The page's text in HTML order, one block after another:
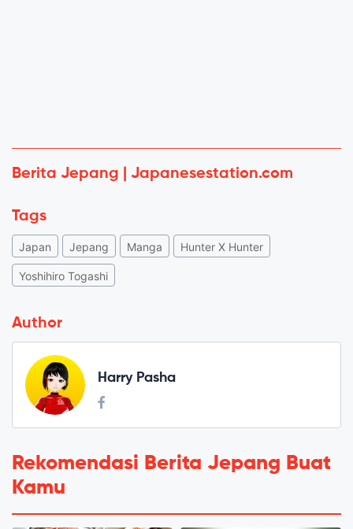
Berita Jepang | Japanesestation.com
Tags
Japan Jepang Manga Hunter X Hunter
Yoshihiro Togashi
Author
Harry Pasha
Rekomendasi Berita Jepang Buat
Kamu